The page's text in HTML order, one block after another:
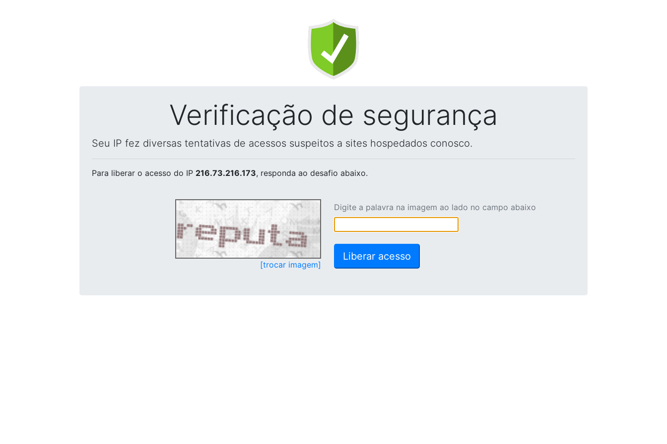
Verificação de segurança
Seu IP fez diversas tentativas de acessos suspeitos a sites hospedados conosco.
Para liberar o acesso do IP 216.73.216.173, responda ao desafio abaixo.
[trocar imagem]
Digite a palavra na imagem ao lado no campo abaixo